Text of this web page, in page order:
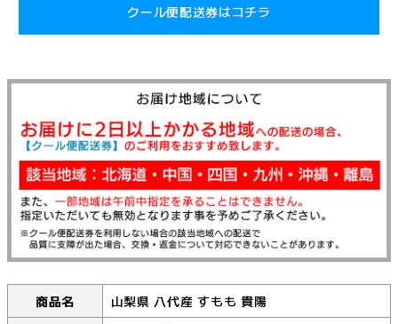
クール便配送券はコチラ
商品名 山梨県 八代産 すもも 貴陽